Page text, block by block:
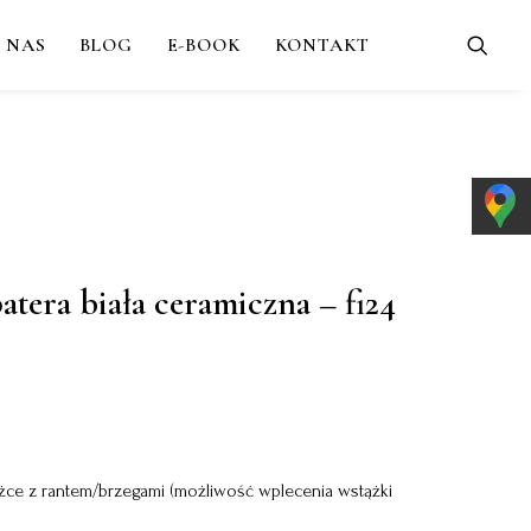
NAS BLOG E-BOOK KONTAKT
biała ceramiczna – fi24
z rantem/brzegami (możliwość wplecenia wstążki